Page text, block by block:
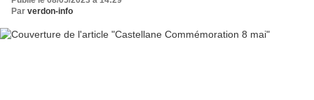
Par verdon-info